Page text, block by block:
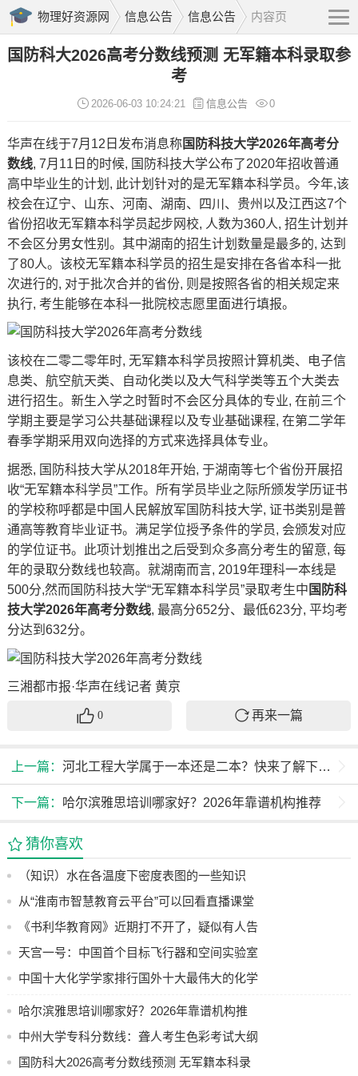
物理好资源网 信息公告 信息公告 内容页
国防科大2026高考分数线预测 无军籍本科录取参
考
2026-06-03 10:24:21 信息公告 0
华声在线于7月12日发布消息称国防科技大学2026年高考分
数线, 7月11日的时候, 国防科技大学公布了2020年招收普通
高中毕业生的计划, 此计划针对的是无军籍本科学员。今年,该
校会在辽宁、山东、河南、湖南、四川、贵州以及江西这7个
省份招收无军籍本科学员起步网校, 人数为360人, 招生计划 并
不会区分男女性别。其中湖南的招生计划数量是最多的, 达到
了80人。该校无军籍本科学员的招生是安排在各省本科一批
次进行的, 对于批次合并的省份, 则是按照各省的相关规定来
执行, 考生能够在本科一批院校志愿里面进行填报。
该校在二零二零年时, 无军籍本科学员按照计算机类、电子信
息类、航空航天类、自动化类以及大气科学类等五个大类去
进行招生。新生入学之时暂时不会区分具体的专业, 在前三个
学期主要是学习公共基础课程以及专业基础课程, 在第二学年
春季学期采用双向选择的方式来选择具体专业。
据悉, 国防科技大学从2018年开始, 于湖南等七个省份开展招
收“无军籍本科学员”工作。所有学员毕业之际所颁发学历证书
的学校称呼都是中国人民解放军国防科技大学, 证书类别是普
通高等教育毕业证书。满足学位授予条件的学员, 会颁发对应
的学位证书。此项计划推出之后受到众多高分考生的留意, 每
年的录取分数线也较高。就湖南而言, 2019年理科一本线是
500分,然而国防科技大学“无军籍本科学员”录取考生中 国防科
技大学2026年高考分数线, 最高分652分、最低623分, 平均考
分达到632分。
三湘都市报·华声在线记者 黄京
0 再来一篇
上一篇： 河北工程大学属于一本还是二本？快来了解下这所重点高校
下一篇： 哈尔滨雅思培训哪家好？2026年靠谱机构推荐
猜你喜欢
（知识）水在各温度下密度表图的一些知识
从“淮南市智慧教育云平台”可以回看直播课堂
了
《书利华教育网》近期打不开了，疑似有人告
其侵权
天宫一号：中国首个目标飞行器和空间实验室
的辉煌之旅
中国十大化学学家排行国外十大最伟大的化学
学家都有谁→MAIGOO生活榜
哈尔滨雅思培训哪家好？2026年靠谱机构推
荐
中州大学专科分数线：聋人考生色彩考试大纲
速览
国防科大2026高考分数线预测 无军籍本科录